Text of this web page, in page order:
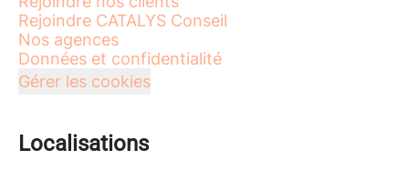
Rejoindre CATALYS Conseil
Nos agences
Données et confidentialité
Gérer les cookies
Localisations